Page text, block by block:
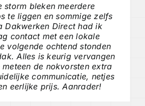
storm bleken meerdere
te liggen en sommige zelfs
Dakwerken Direct had ik
contact met een lokale
volgende ochtend stonden
Alles is keurig vervangen
meteen de nokvorsten extra
communicatie, netjes
eerlijke prijs. Aanrader!